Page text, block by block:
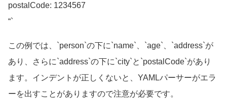
postalCode: 1234567
“`
この例では、`person`の下に`name`、`age`、`address`が
あり、さらに`address`の下に`city`と`postalCode`があり
ます。インデントが正しくないと、YAMLパーサーがエラ
ーを出すことがありますので注意が必要です。